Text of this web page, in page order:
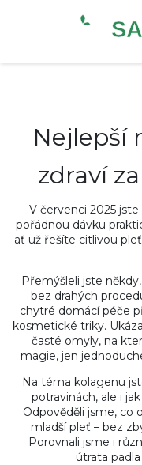
Nejlepší
zdraví
V červenci 2025 jste
pořádnou dávku
ať už řešíte citlivou
Přemýšleli jste
bez drahých
chytré domácí péče
kosmetické triky.
časté omyly, na
magie, jen
Na téma kolagenu
potravinách, ale i
Odpověděli jsme, co
mladší pleť – bez
Porovnali jsme i
útrata